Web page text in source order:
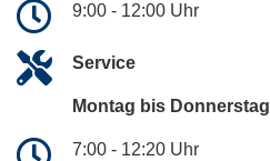
9:00 - 12:00 Uhr
Service
Montag bis Donnerstag
7:00 - 12:20 Uhr